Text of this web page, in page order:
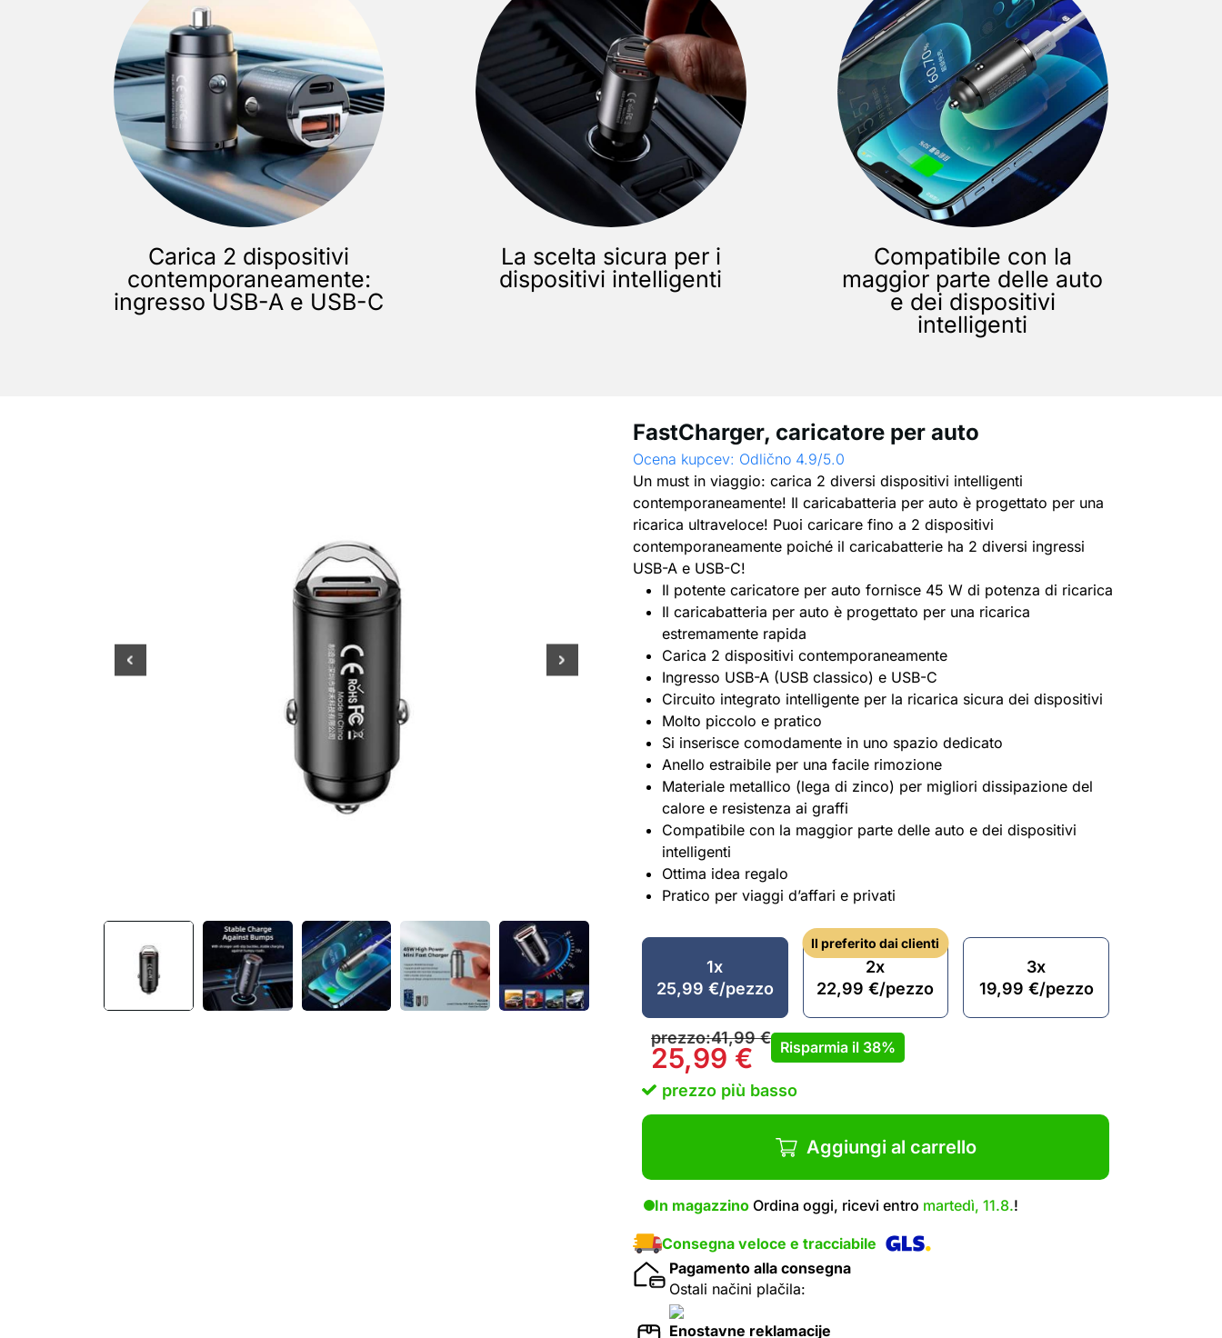
Carica 2 dispositivi
contemporaneamente:
ingresso USB-A e USB-C
La scelta sicura per i
dispositivi intelligenti
Compatibile con la
maggior parte delle auto
e dei dispositivi
intelligenti
FastCharger, caricatore per auto
Ocena kupcev: Odlično 4.9/5.0
Un must in viaggio: carica 2 diversi dispositivi intelligenti
contemporaneamente! Il caricabatteria per auto è progettato per una
ricarica ultraveloce! Puoi caricare fino a 2 dispositivi
contemporaneamente poiché il caricabatterie ha 2 diversi ingressi
USB-A e USB-C!
Il potente caricatore per auto fornisce 45 W di potenza di ricarica
Il caricabatteria per auto è progettato per una ricarica
estremamente rapida
Carica 2 dispositivi contemporaneamente
Ingresso USB-A (USB classico) e USB-C
Circuito integrato intelligente per la ricarica sicura dei dispositivi
Molto piccolo e pratico
Si inserisce comodamente in uno spazio dedicato
Anello estraibile per una facile rimozione
Materiale metallico (lega di zinco) per migliori dissipazione del
calore e resistenza ai graffi
Compatibile con la maggior parte delle auto e dei dispositivi
intelligenti
Ottima idea regalo
Pratico per viaggi d’affari e privati
1x
25,99 €/pezzo
Il preferito dai clienti
2x
22,99€/pezzo
3x
19,99 €/pezzo
prezzo:41,99€
25,99€ Risparmia il 38%
prezzo più basso
Aggiungi al carrello
In magazzino Ordina oggi, ricevi entro martedì, 11.8.!
Consegna veloce e tracciabile
Pagamento alla consegna
Ostali načini plačila:
Enostavne reklamacije